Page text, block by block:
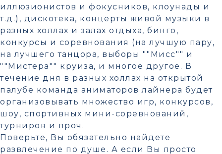
иллюзионистов и фокусников, клоунады и
т.д.), дискотека, концерты живой музыки в
разных холлах и залах отдыха, бинго,
конкурсы и соревнования (на лучшую пару,
на лучшего танцора, выборы ""Мисс"" и
""Мистера"" круиза, и многое другое. В
течение дня в разных холлах на открытой
палубе команда аниматоров лайнера будет
организовывать множество игр, конкурсов,
шоу, спортивных мини-соревнований,
турниров и проч.
Поверьте, Вы обязательно найдете
развлечение по душе. А если Вы просто